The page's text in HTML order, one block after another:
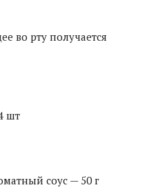
во рту получается
шт
соус — 50 г